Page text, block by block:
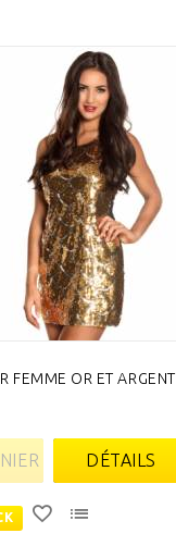
FEMME OR ET ARGENT
DÉTAILS